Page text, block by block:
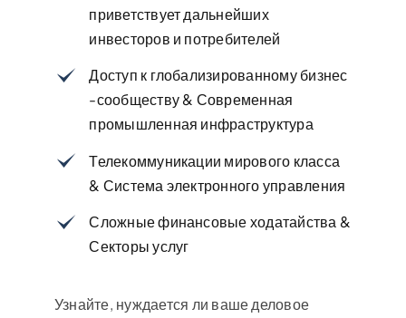
приветствует дальнейших
инвесторов и потребителей
Доступ к глобализированному бизнес
-сообществу & Современная
промышленная инфраструктура
Телекоммуникации мирового класса
& Система электронного управления
Сложные финансовые ходатайства &
Секторы услуг
Узнайте, нуждается ли ваше деловое